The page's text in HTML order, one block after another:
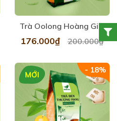
Trà Oolong Hoàng Gia Thượng Hạng 500gr
176.000₫ 200.000₫
- 18%
MỚI